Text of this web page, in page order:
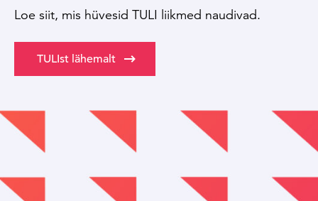
Loe siit, mis hüvesid TULI liikmed naudivad.
TULIst lähemalt